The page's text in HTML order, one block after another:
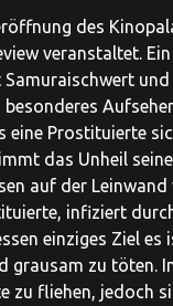
des
veranstaltet.
und
eine Prostituierte
das Unheil
auf der
infiziert
einziges Ziel es
grausam zu töten.
zu fliehen, jedoch